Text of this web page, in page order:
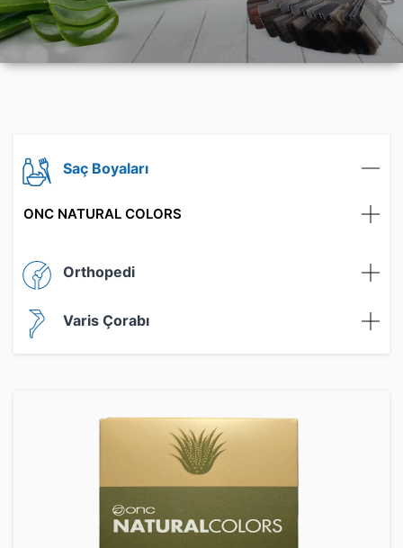
Saç Boyaları
ONC NATURAL COLORS
Orthopedi
Varis Çorabı